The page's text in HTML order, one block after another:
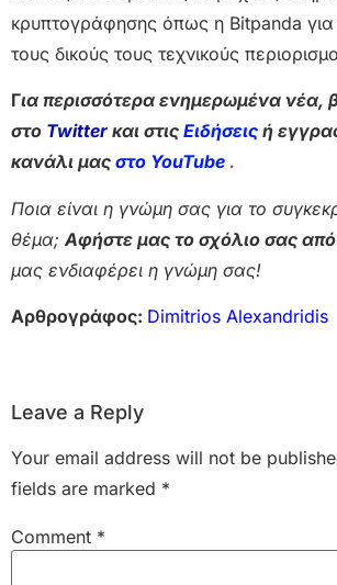
κρυπτογράφησης όπως η Bitpanda
τους δικούς τους τεχνικούς
Για περισσότερα ενημερωμένα νέα,
στο Twitter και στις Ειδήσεις ή
κανάλι μας στο YouTube .
Ποια είναι η γνώμη σας για το
θέμα; Αφήστε μας το σχόλιο σας
μας ενδιαφέρει η γνώμη σας!
Αρθρογράφος: Dimitrios Alexandridis
Leave a Reply
Your email address will not be
fields are marked *
Comment *